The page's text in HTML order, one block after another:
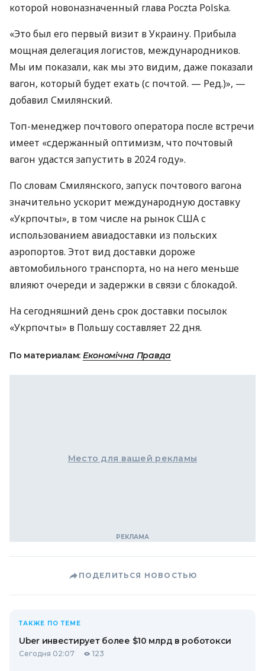
которой новоназначенный глава Poczta Polska.
«Это был его первый визит в Украину. Прибыла
мощная делегация логистов, международников.
Мы им показали, как мы это видим, даже показали
вагон, который будет ехать (с почтой. — Ред.)», —
добавил Смилянский.
Топ-менеджер почтового оператора после встречи
имеет «сдержанный оптимизм, что почтовый
вагон удастся запустить в 2024 году».
По словам Смилянского, запуск почтового вагона
значительно ускорит международную доставку
«Укрпочты», в том числе на рынок США с
использованием авиадоставки из польских
аэропортов. Этот вид доставки дороже
автомобильного транспорта, но на него меньше
влияют очереди и задержки в связи с блокадой.
На сегодняшний день срок доставки посылок
«Укрпочты» в Польшу составляет 22 дня.
По материалам: Економічна Правда
Место для вашей рекламы
ПОДЕЛИТЬСЯ НОВОСТЬЮ
ТАКЖЕ ПО ТЕМЕ
Uber инвестирует более $10 млрд в роботокси
Сегодня 02:07 123